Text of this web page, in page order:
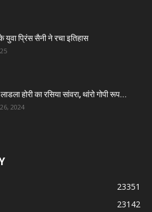
युवा प्रिंस सैनी ने रचा इतिहास
होरी का रसिया सांवरा, थांरो गोपी रूप...
2024
23351
23142